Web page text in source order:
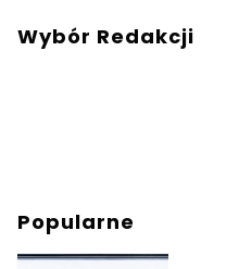
Wybór Redakcji
Popularne